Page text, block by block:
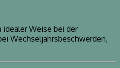
idealer Weise bei der
Wechseljahrsbeschwerden,